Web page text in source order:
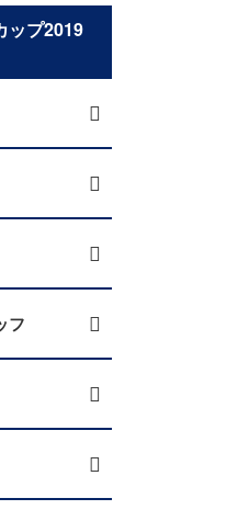
ップ2019
フ